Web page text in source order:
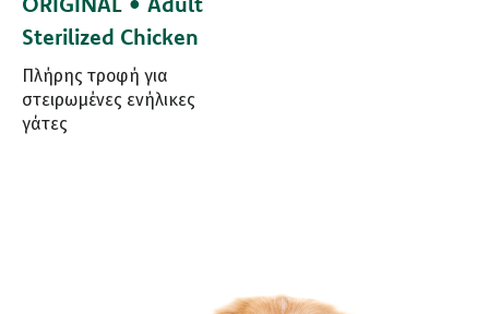
Sterilized Chicken
Πλήρης τροφή για
στειρωμένες ενήλικες
γάτες